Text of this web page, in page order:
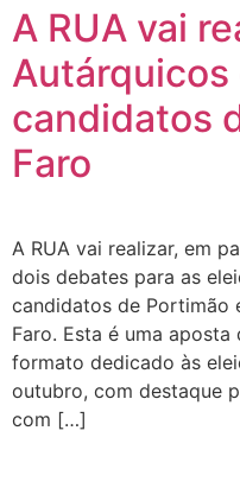
A RUA vai
Autárquicos
candidatos
Faro
A RUA vai realizar, em
dois debates para as
candidatos de Portimão
Faro. Esta é uma
formato dedicado às
outubro, com destaque
com […]